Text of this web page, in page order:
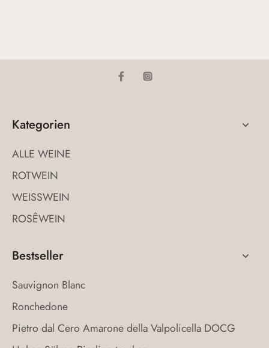
Kategorien
ALLE WEINE
ROTWEIN
WEISSWEIN
ROSÊWEIN
Bestseller
Sauvignon Blanc
Ronchedone
Pietro dal Cero Amarone della Valpolicella DOCG